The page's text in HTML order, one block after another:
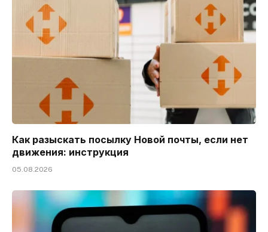
Как разыскать посылку Новой почты, если нет
движения: инструкция
05.08.2026